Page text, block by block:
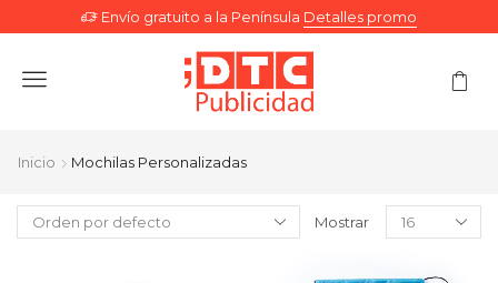
Envío gratuito a la Península Detalles promo
Menu
Inicio Mochilas Personalizadas
Mostrar